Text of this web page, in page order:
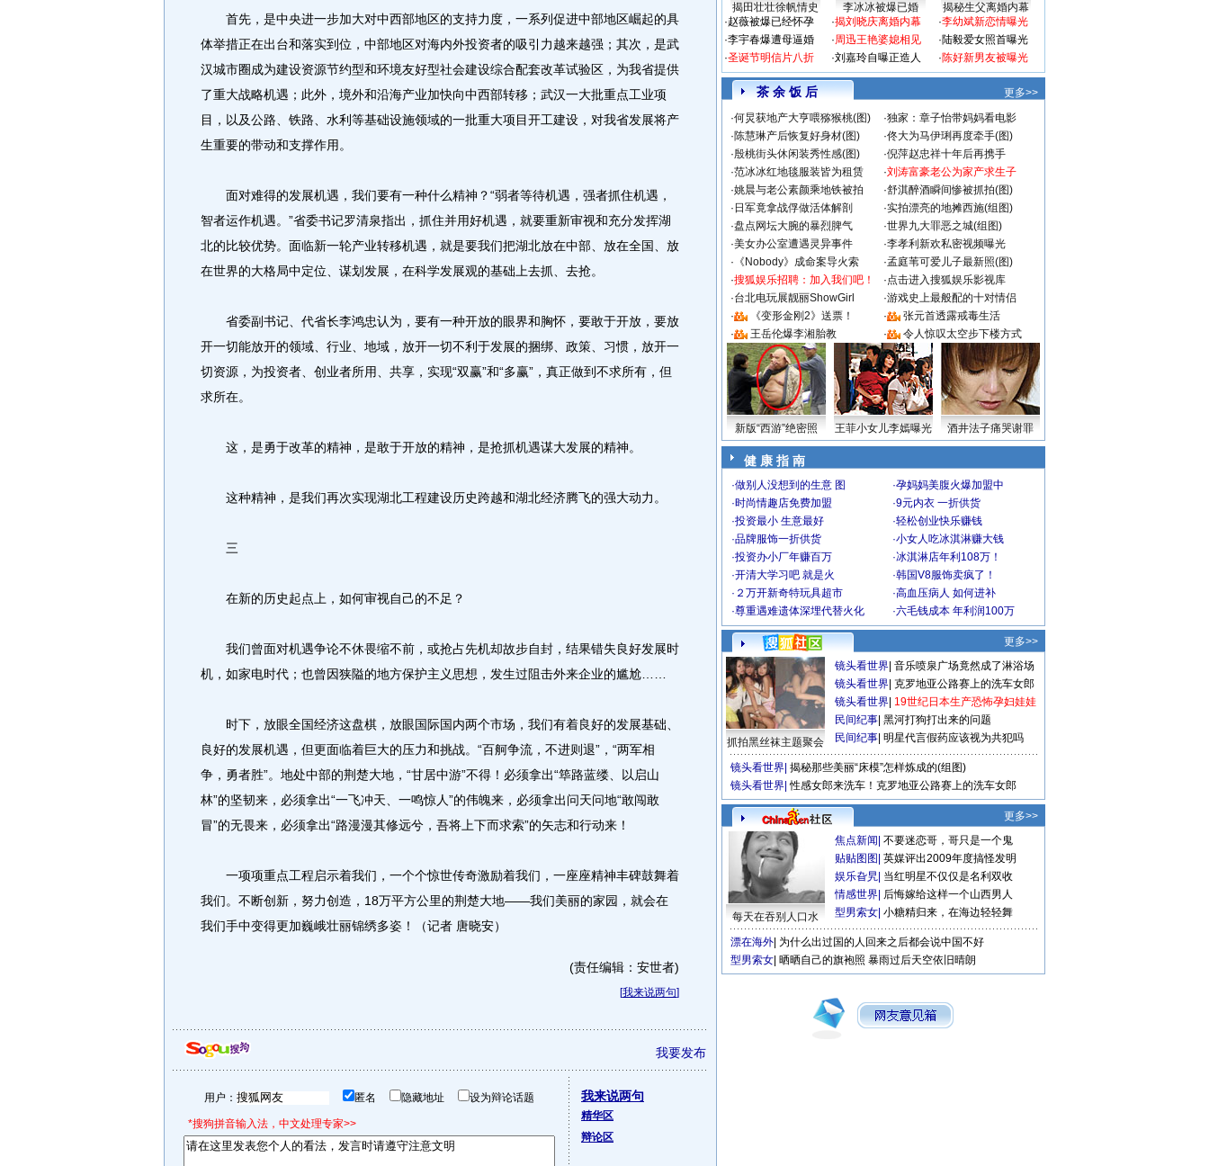
首先，是中央进一步加大对中西部地区的支持力度，一系列促进中部地区崛起的具
体举措正在出台和落实到位，中部地区对海内外投资者的吸引力越来越强；其次，是武
汉城市圈成为建设资源节约型和环境友好型社会建设综合配套改革试验区，为我省提供
了重大战略机遇；此外，境外和沿海产业加快向中西部转移；武汉一大批重点工业项
目，以及公路、铁路、水利等基础设施领域的一批重大项目开工建设，对我省发展将产
生重要的带动和支撑作用。
面对难得的发展机遇，我们要有一种什么精神？“弱者等待机遇，强者抓住机遇，
智者运作机遇。”省委书记罗清泉指出，抓住并用好机遇，就要重新审视和充分发挥湖
北的比较优势。面临新一轮产业转移机遇，就是要我们把湖北放在中部、放在全国、放
在世界的大格局中定位、谋划发展，在科学发展观的基础上去抓、去抢。
省委副书记、代省长李鸿忠认为，要有一种开放的眼界和胸怀，要敢于开放，要放
开一切能放开的领域、行业、地域，放开一切不利于发展的捆绑、政策、习惯，放开一
切资源，为投资者、创业者所用、共享，实现“双赢”和“多赢”，真正做到不求所有，但
求所在。
这，是勇于改革的精神，是敢于开放的精神，是抢抓机遇谋大发展的精神。
这种精神，是我们再次实现湖北工程建设历史跨越和湖北经济腾飞的强大动力。
三
在新的历史起点上，如何审视自己的不足？
我们曾面对机遇争论不休畏缩不前，或抢占先机却故步自封，结果错失良好发展时
机，如家电时代；也曾因狭隘的地方保护主义思想，发生过阻击外来企业的尴尬……
时下，放眼全国经济这盘棋，放眼国际国内两个市场，我们有着良好的发展基础、
良好的发展机遇，但更面临着巨大的压力和挑战。“百舸争流，不进则退”，“两军相
争，勇者胜”。地处中部的荆楚大地，“甘居中游”不得！必须拿出“筚路蓝缕、以启山
林”的坚韧来，必须拿出“一飞冲天、一鸣惊人”的伟魄来，必须拿出问天问地“敢闯敢
冒”的无畏来，必须拿出“路漫漫其修远兮，吾将上下而求索”的矢志和行动来！
一项项重点工程启示着我们，一个个惊世传奇激励着我们，一座座精神丰碑鼓舞着
我们。不断创新，努力创造，18万平方公里的荆楚大地——我们美丽的家园，就会在
我们手中变得更加巍峨壮丽锦绣多姿！（记者 唐晓安）
(责任编辑：安世者)
[我来说两句]
我要发布
用户： 匿名 隐藏地址 设为辩论话题
*搜狗拼音输入法，中文处理专家>>
我来说两句
精华区
辩论区
揭田壮壮徐帆情史 李冰冰被爆已婚
揭秘生父离婚内幕
·赵薇被爆已经怀孕
·李宇春爆遭母逼婚
·圣诞节明信片八折
·揭刘晓庆离婚内幕
·周迅王艳婆媳相见
·刘嘉玲自曝正造人
·李幼斌新恋情曝光
·陆毅爱女照首曝光
·陈好新男友被曝光
茶 余 饭 后
更多>>
·何炅获地产大亨喂猕猴桃(图) ·独家：章子怡带妈妈看电影
·陈慧琳产后恢复好身材(图) ·佟大为马伊琍再度牵手(图)
·殷桃街头休闲装秀性感(图) ·倪萍赵忠祥十年后再携手
·范冰冰红地毯服装皆为租赁 ·刘涛富豪老公为家产求生子
·姚晨与老公素颜乘地铁被拍 ·舒淇醉酒瞬间惨被抓拍(图)
· 日军竟拿战俘做活体解剖 ·实拍漂亮的地摊西施(组图)
·盘点网坛大腕的暴烈脾气 ·世界九大罪恶之城(组图)
·美女办公室遭遇灵异事件 ·李孝利新欢私密视频曝光
· 《Nobody》成命案导火索 ·孟庭苇可爱儿子最新照(图)
·搜狐娱乐招聘：加入我们吧！ ·点击进入搜狐娱乐影视库
·台北电玩展靓丽ShowGirl ·游戏史上最般配的十对情侣
·
《变形金刚2》送票！ ·
张元首透露戒毒生活
·
王岳伦爆李湘胎教 · 令人惊叹太空步下楼方式
新版“西游”绝密照 王菲小女儿李嫣曝光 酒井法子痛哭谢罪
健 康 指 南
·做别人没想到的生意 图 ·孕妈妈美腹火爆加盟中
·时尚情趣店免费加盟 ·9元内衣 一折供货
·投资最小 生意最好 ·轻松创业快乐赚钱
·品牌服饰一折供货 ·小女人吃冰淇淋赚大钱
·投资办小厂年赚百万 ·冰淇淋店年利108万！
·开清大学习吧 就是火 ·韩国V8服饰卖疯了！
· ２万开新奇特玩具超市 ·高血压病人 如何进补
·尊重遇难遗体深埋代替火化 ·六毛钱成本 年利润100万
更多>>
抓拍黑丝袜主题聚会
镜头看世界 音乐喷泉广场竟然成了淋浴场
镜头看世界 克罗地亚公路赛上的洗车女郎
镜头看世界 19世纪日本生产恐怖孕妇娃娃
民间纪事 黑河打狗打出来的问题
民间纪事 明星代言假药应该视为共犯吗
镜头看世界 揭秘那些美丽“床模”怎样炼成的(组图)
镜头看世界 性感女郎来洗车！克罗地亚公路赛上的洗车女郎
更多>>
每天在吞别人口水
焦点新闻 不要迷恋哥，哥只是一个鬼
贴贴图图 英媒评出2009年度搞怪发明
娱乐旮旯 当红明星不仅仅是名利双收
情感世界 后悔嫁给这样一个山西男人
型男索女 小糖精归来，在海边轻轻舞
漂在海外 为什么出过国的人回来之后都会说中国不好
型男索女 晒晒自己的旗袍照 暴雨过后天空依旧晴朗